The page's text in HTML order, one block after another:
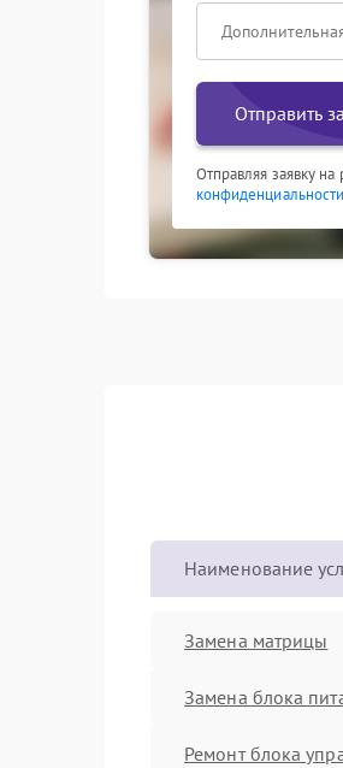
Отправить
Отправляя заявку
конфиденциальности
Наименование
Замена матрицы
Замена блока
Ремонт блока